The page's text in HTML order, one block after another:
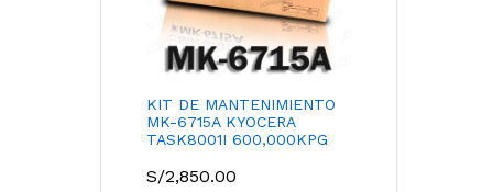
KIT DE MANTENIMIENTO
MK-6715A KYOCERA
TASK8001I 600,000KPG
S/2,850.00